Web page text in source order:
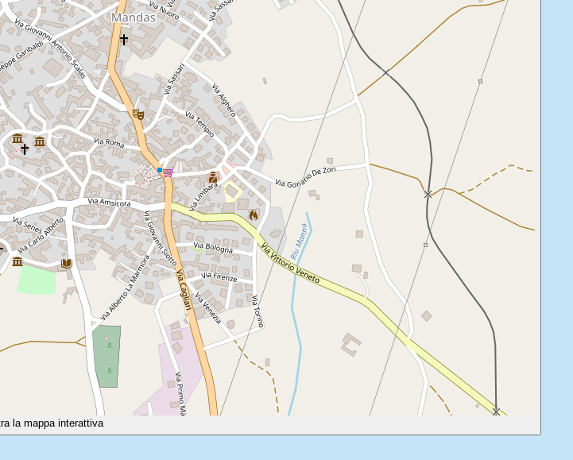
la mappa interattiva